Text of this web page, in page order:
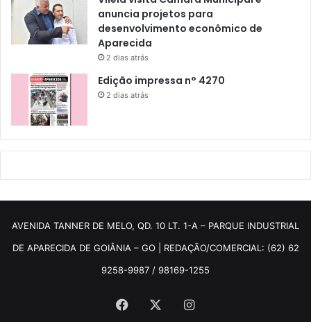
anuncia projetos para
desenvolvimento econômico de
Aparecida
2 dias atrás
Edição impressa n° 4270
2 dias atrás
AVENIDA TANNER DE MELO, QD. 10 LT. 1-A – PARQUE INDUSTRIAL
DE APARECIDA DE GOIÂNIA – GO | REDAÇÃO/COMERCIAL: (62) 62
9258-9987 / 98169-1255
Facebook Instagram